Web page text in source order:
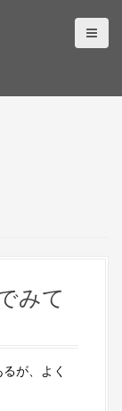
みて
が、よく